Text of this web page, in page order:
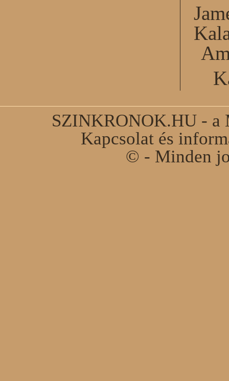
SZINKRONOK.HU - a
Kapcsolat és
© - Minden